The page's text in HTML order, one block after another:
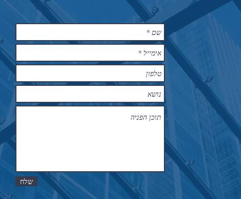
© 2016 by Meir Dahan Law Firm
שלח